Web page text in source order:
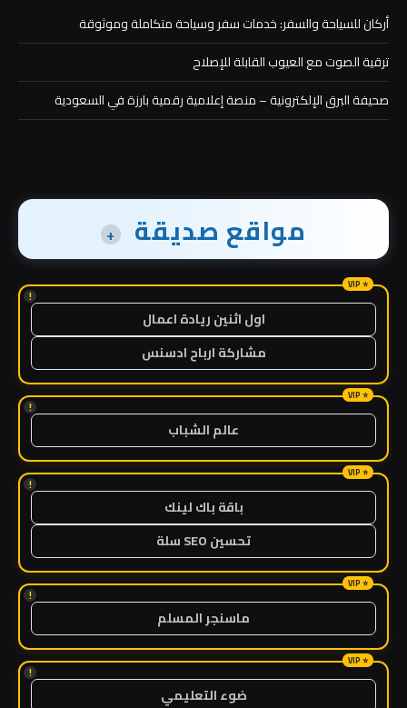
أركان للسياحة والسفر: خدمات سفر وسياحة متكاملة وموثوقة
ترقية الصوت مع العيوب القابلة للإصلاح
صحيفة البرق الإلكترونية – منصة إعلامية رقمية بارزة في السعودية
مواقع صديقة +
!
اول اثنين ريادة اعمال
مشاركة ارباح ادسنس
!
عالم الشباب
!
باقة باك لينك
تحسين SEO سلة
!
ماسنجر المسلم
!
ضوء التعليمي